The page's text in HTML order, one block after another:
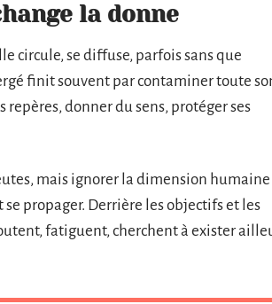
la donne
circule, se diffuse, parfois sans que
finit souvent par contaminer toute
repères, donner du sens, protéger ses
mais ignorer la dimension humaine
se propager. Derrière les objectifs et les
fatiguent, cherchent à exister